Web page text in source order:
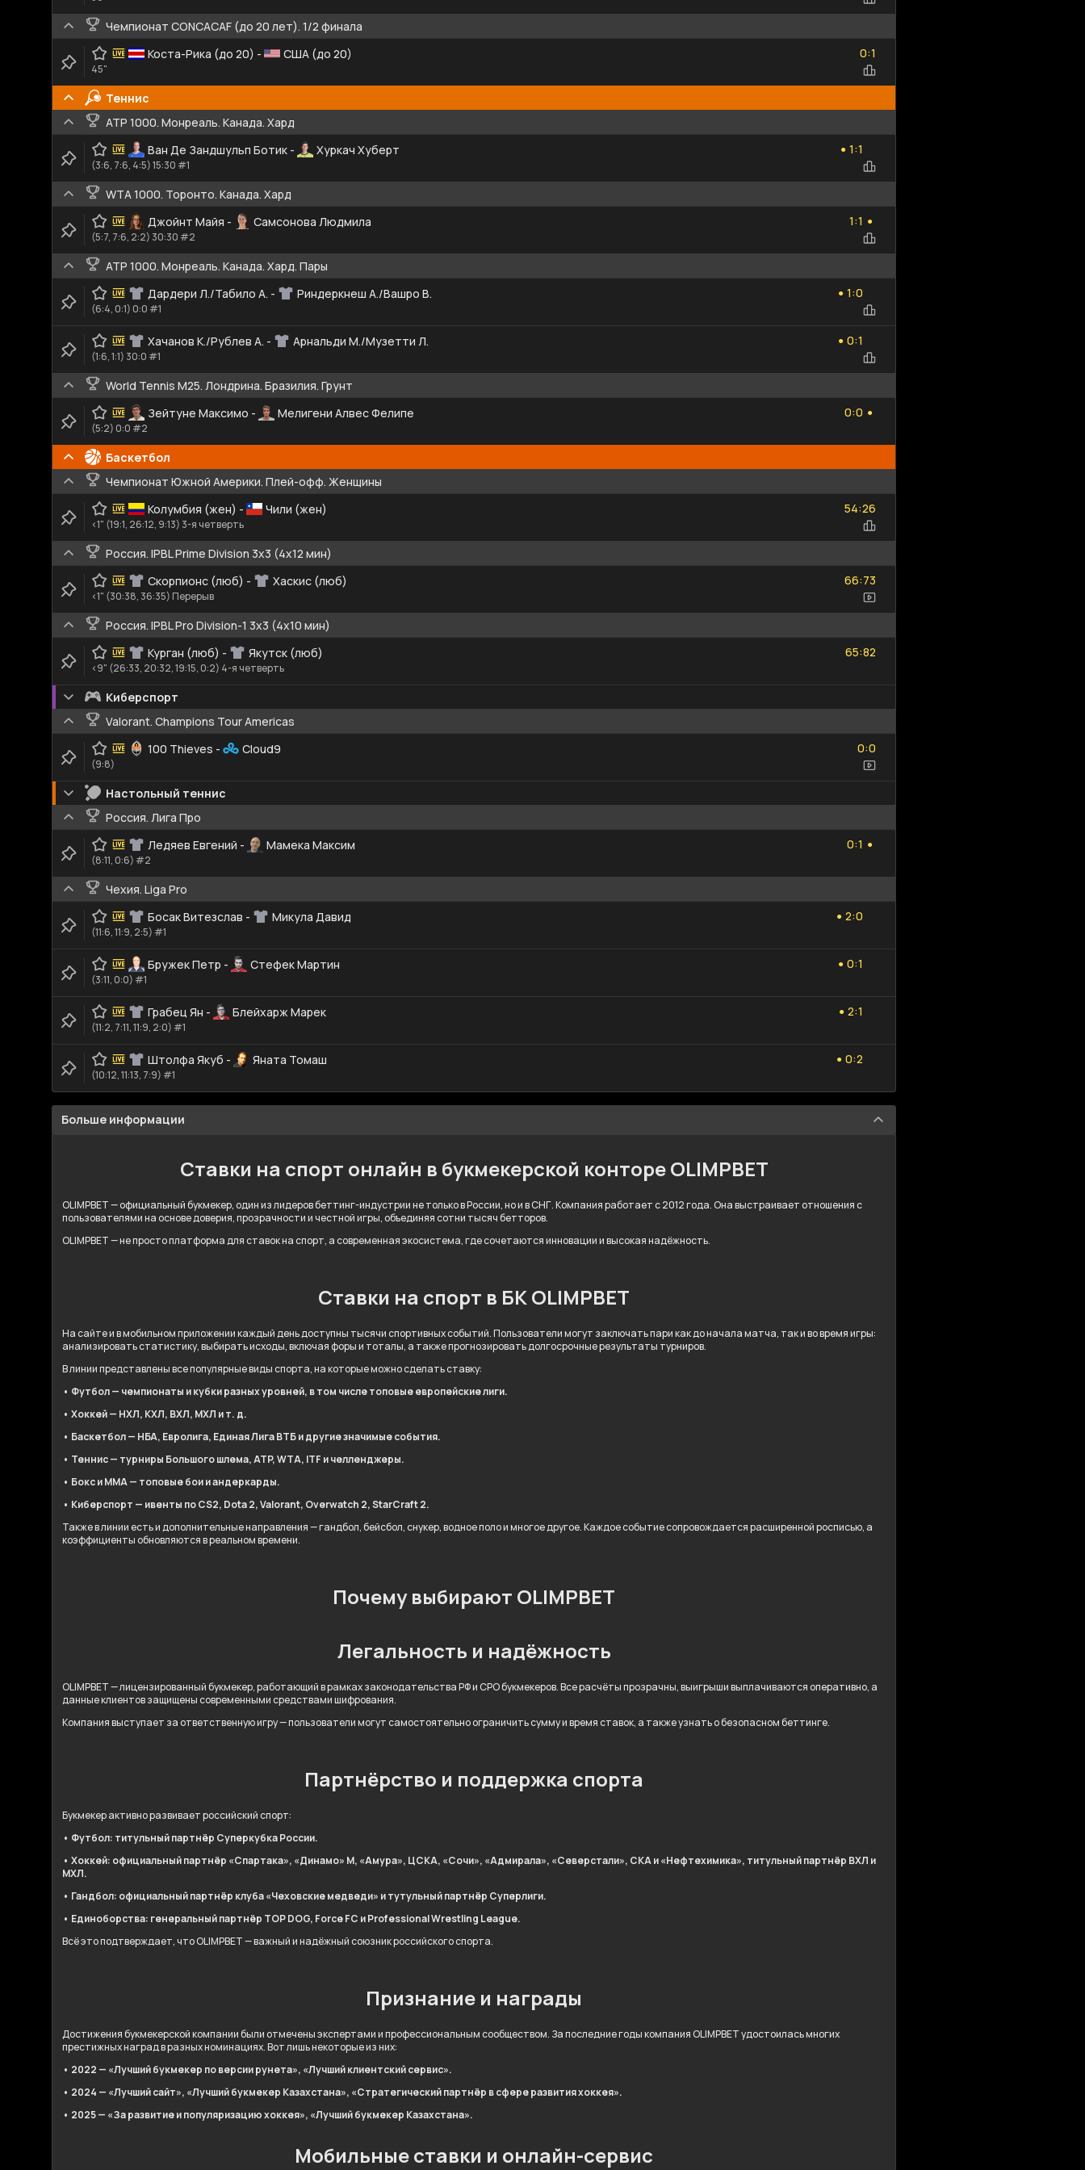
Чемпионат CONCACAF (до 20 лет). 1/2 финала
Коста-Рика (до 20) - США (до 20)
0
0:
1
1
45"
Теннис
ATP 1000. Монреаль. Канада. Хард
Ван Де Зандшульп Ботик - Хуркач Хуберт ●
1
1:
1
1
(3:6, 7:6, 4:5) 15:30 #1
WTA 1000. Торонто. Канада. Хард
Джойнт Майя - Самсонова Людмила
1
1:
1
1 ●
(5:7, 7:6, 2:2) 30:30 #2
ATP 1000. Монреаль. Канада. Хард. Пары
Дардери Л./Табило А. - Риндеркнеш А./Вашро В. ●
1
1:
0
0
(6:4, 0:1) 0:0 #1
Хачанов К./Рублев А. - Арнальди М./Музетти Л. ● 0:1
(1:6, 1:1) 30:0 #1
World Tennis M25. Лондрина. Бразилия. Грунт
Зейтуне Максимо - Мелигени Алвес Фелипе
0
0:
0
0 ●
(5:2) 0:0 #2
Баскетбол
Чемпионат Южной Америки. Плей-офф. Женщины
Колумбия (жен) - Чили (жен)
54
54:
26
26
<1" (19:1, 26:12, 9:13) 3-я четверть
Россия. IPBL Prime Division 3x3 (4x12 мин)
Скорпионс (люб) - Хаскис (люб)
66
66:
73
73
<1" (30:38, 36:35) Перерыв
Россия. IPBL Pro Division-1 3x3 (4x10 мин)
Курган (люб) - Якутск (люб)
65
65:
82
82
<9" (26:33, 20:32, 19:15, 0:2) 4-я четверть
Киберспорт
Valorant. Champions Tour Americas
100 Thieves - Cloud9
0
0:
0
0
(9:8)
Настольный теннис
Россия. Лига Про
Ледяев Евгений - Мамека Максим
0
0:
1
1 ●
(8:11, 0:6) #2
Чехия. Liga Pro
Босак Витезслав - Микула Давид ●
2
2:
0
0
(11:6, 11:9, 2:5) #1
Бружек Петр - Стефек Мартин ● 0:1
(3:11, 0:0) #1
Грабец Ян - Блейхарж Марек ● 2:1
(11:2, 7:11, 11:9, 2:0) #1
Штолфа Якуб - Яната Томаш ● 0:2
(10:12, 11:13, 7:9) #1
Больше информации
Ставки на спорт онлайн в букмекерской конторе OLIMPBET
OLIMPBET — официальный букмекер, один из лидеров беттинг-индустрии не только в России, но и в СНГ. Компания работает с 2012 года. Она выстраивает отношения с
пользователями на основе доверия, прозрачности и честной игры, объединяя сотни тысяч бетторов.
OLIMPBET — не просто платформа для ставок на спорт, а современная экосистема, где сочетаются инновации и высокая надёжность.
Ставки на спорт в БК OLIMPBET
На сайте и в мобильном приложении каждый день доступны тысячи спортивных событий. Пользователи могут заключать пари как до начала матча, так и во время игры:
анализировать статистику, выбирать исходы, включая форы и тоталы, а также прогнозировать долгосрочные результаты турниров.
В линии представлены все популярные виды спорта, на которые можно сделать ставку:
• Футбол — чемпионаты и кубки разных уровней, в том числе топовые европейские лиги.
• Хоккей — НХЛ, КХЛ, ВХЛ, МХЛ и т. д.
• Баскетбол — НБА, Евролига, Единая Лига ВТБ и другие значимые события.
• Теннис — турниры Большого шлема, ATP, WTA, ITF и челленджеры.
• Бокс и ММА — топовые бои и андеркарды.
• Киберспорт — ивенты по CS2, Dota 2, Valorant, Overwatch 2, StarCraft 2.
Также в линии есть и дополнительные направления — гандбол, бейсбол, снукер, водное поло и многое другое. Каждое событие сопровождается расширенной росписью, а
коэффициенты обновляются в реальном времени.
Почему выбирают OLIMPBET
Легальность и надёжность
OLIMPBET — лицензированный букмекер, работающий в рамках законодательства РФ и СРО букмекеров. Все расчёты прозрачны, выигрыши выплачиваются оперативно, а
данные клиентов защищены современными средствами шифрования.
Компания выступает за ответственную игру — пользователи могут самостоятельно ограничить сумму и время ставок, а также узнать о безопасном беттинге.
Партнёрство и поддержка спорта
Букмекер активно развивает российский спорт:
• Футбол: титульный партнёр Суперкубка России.
• Хоккей: официальный партнёр «Спартака», «Динамо» М, «Амура», ЦСКА, «Сочи», «Адмирала», «Северстали», СКА и «Нефтехимика», титульный партнёр ВХЛ и
МХЛ.
• Гандбол: официальный партнёр клуба «Чеховские медведи» и тутульный партнёр Суперлиги.
• Единоборства: генеральный партнёр TOP DOG, Force FC и Professional Wrestling League.
Всё это подтверждает, что OLIMPBET — важный и надёжный союзник российского спорта.
Признание и награды
Достижения букмекерской компании были отмечены экспертами и профессиональным сообществом. За последние годы компания OLIMPBET удостоилась многих
престижных наград в разных номинациях. Вот лишь некоторые из них:
• 2022 — «Лучший букмекер по версии рунета», «Лучший клиентский сервис».
• 2024 — «Лучший сайт», «Лучший букмекер Казахстана», «Стратегический партнёр в сфере развития хоккея».
• 2025 — «За развитие и популяризацию хоккея», «Лучший букмекер Казахстана».
Мобильные ставки и онлайн-сервис